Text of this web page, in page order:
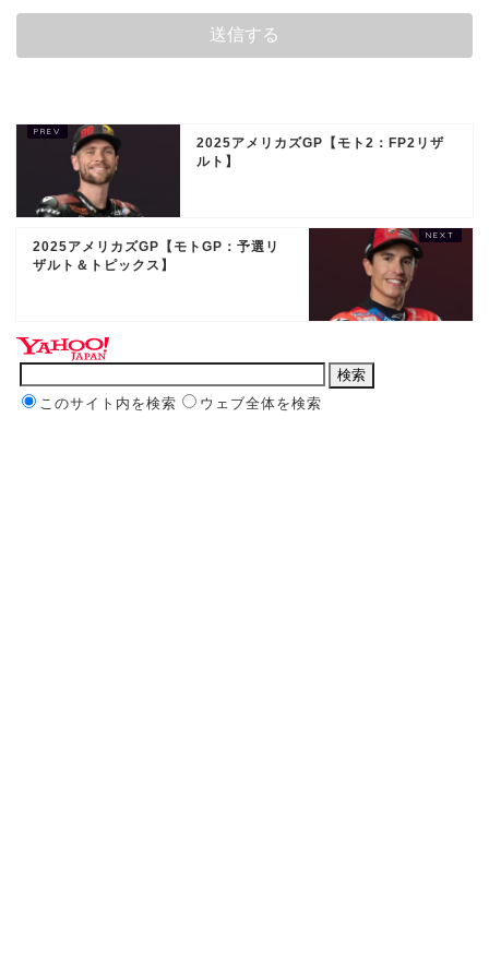
2025アメリカズGP【モト2：FP2リザ
ルト】
2025アメリカズGP【モトGP：予選リ
ザルト＆トピックス】
このサイト内を検索 ウェブ全体を検索